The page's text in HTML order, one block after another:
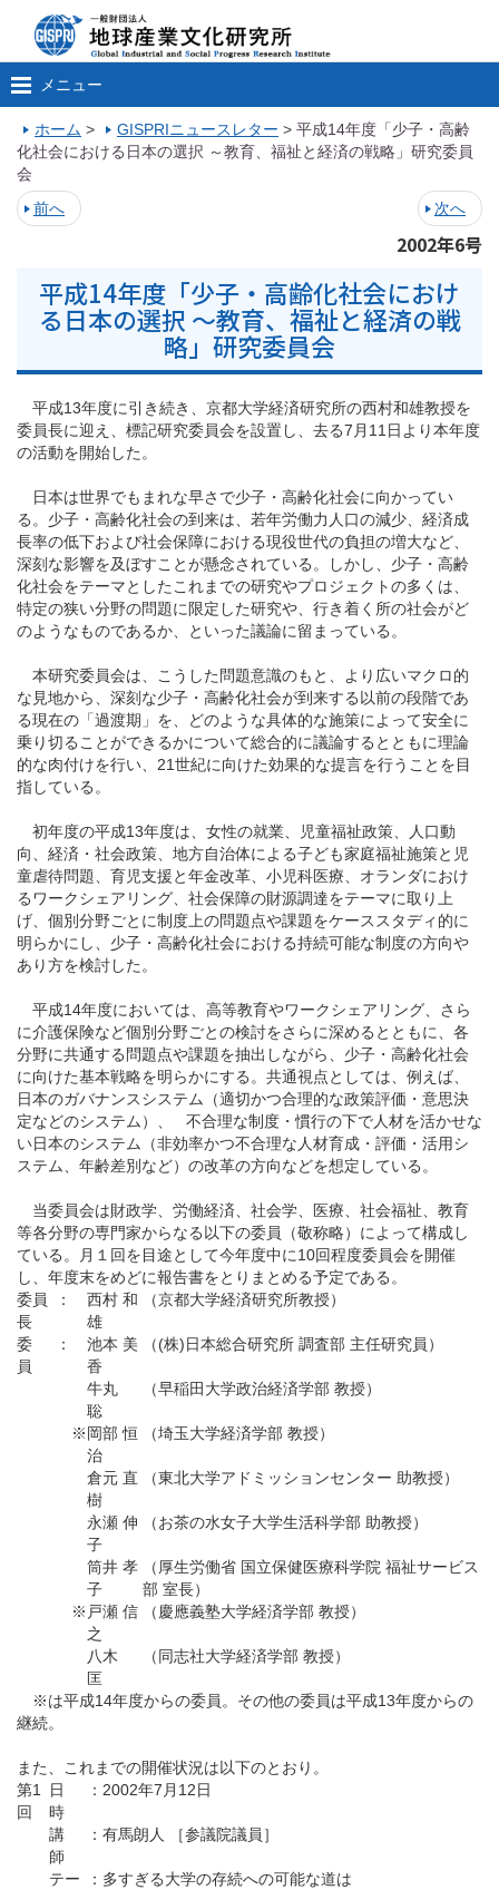
メニュー
ホーム > GISPRIニュースレター > 平成14年度「少子・高齢
化社会における日本の選択 ～教育、福祉と経済の戦略」研究委員
会
前へ
次へ
2002年6号
平成14年度「少子・高齢化社会におけ
る日本の選択 ～教育、福祉と経済の戦
略」研究委員会
平成13年度に引き続き、京都大学経済研究所の西村和雄教授を
委員長に迎え、標記研究委員会を設置し、去る7月11日より本年度
の活動を開始した。
日本は世界でもまれな早さで少子・高齢化社会に向かってい
る。少子・高齢化社会の到来は、若年労働力人口の減少、経済成
長率の低下および社会保障における現役世代の負担の増大など、
深刻な影響を及ぼすことが懸念されている。しかし、少子・高齢
化社会をテーマとしたこれまでの研究やプロジェクトの多くは、
特定の狭い分野の問題に限定した研究や、行き着く所の社会がど
のようなものであるか、といった議論に留まっている。
本研究委員会は、こうした問題意識のもと、より広いマクロ的
な見地から、深刻な少子・高齢化社会が到来する以前の段階であ
る現在の「過渡期」を、どのような具体的な施策によって安全に
乗り切ることができるかについて総合的に議論するとともに理論
的な肉付けを行い、21世紀に向けた効果的な提言を行うことを目
指している。
初年度の平成13年度は、女性の就業、児童福祉政策、人口動
向、経済・社会政策、地方自治体による子ども家庭福祉施策と児
童虐待問題、育児支援と年金改革、小児科医療、オランダにおけ
るワークシェアリング、社会保障の財源調達をテーマに取り上
げ、個別分野ごとに制度上の問題点や課題をケーススタディ的に
明らかにし、少子・高齢化社会における持続可能な制度の方向や
あり方を検討した。
平成14年度においては、高等教育やワークシェアリング、さら
に介護保険など個別分野ごとの検討をさらに深めるとともに、各
分野に共通する問題点や課題を抽出しながら、少子・高齢化社会
に向けた基本戦略を明らかにする。共通視点としては、例えば、
日本のガバナンスシステム（適切かつ合理的な政策評価・意思決
定などのシステム）、
不合理な制度・慣行の下で人材を活かせな
い日本のシステム（非効率かつ不合理な人材育成・評価・活用シ
ステム、年齢差別など）の改革の方向などを想定している。
当委員会は財政学、労働経済、社会学、医療、社会福祉、教育
等各分野の専門家からなる以下の委員（敬称略）によって構成し
ている。月１回を目途として今年度中に10回程度委員会を開催
し、年度末をめどに報告書をとりまとめる予定である。
委員
長
：
西村 和
雄
（京都大学経済研究所教授）
委
員
：
池本 美
香
（(株)日本総合研究所 調査部 主任研究員）
牛丸
聡
（早稲田大学政治経済学部 教授）
※ 岡部 恒
治
（埼玉大学経済学部 教授）
倉元 直
樹
（東北大学アドミッションセンター 助教授）
永瀬 伸
子
（お茶の水女子大学生活科学部 助教授）
筒井 孝
子
（厚生労働省 国立保健医療科学院 福祉サービス
部 室長）
※ 戸瀬 信
之
（慶應義塾大学経済学部 教授）
八木
匡
（同志社大学経済学部 教授）
※は平成14年度からの委員。その他の委員は平成13年度からの
継続。
また、これまでの開催状況は以下のとおり。
第1
回
日
時
： 2002年7月12日
講
師
： 有馬朗人 ［参議院議員］
テー
： 多すぎる大学の存続への可能な道は